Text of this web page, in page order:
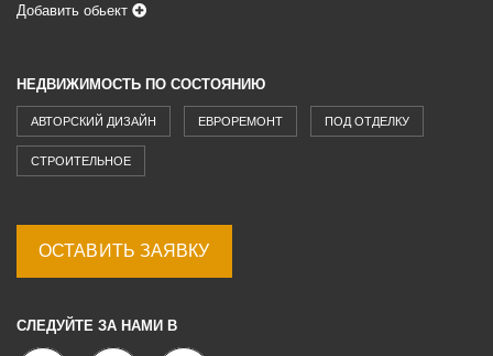
Добавить обьект
НЕДВИЖИМОСТЬ ПО СОСТОЯНИЮ
АВТОРСКИЙ ДИЗАЙН ЕВРОРЕМОНТ ПОД ОТДЕЛКУ
СТРОИТЕЛЬНОЕ
ОСТАВИТЬ ЗАЯВКУ
СЛЕДУЙТЕ ЗА НАМИ В